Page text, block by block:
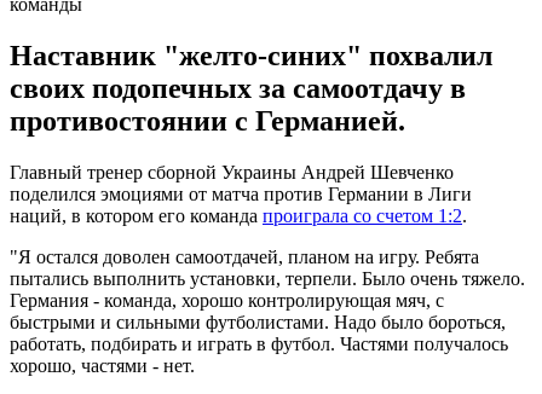
Наставник "желто-синих" похвалил
своих подопечных за самоотдачу в
противостоянии с Германией.
Главный тренер сборной Украины Андрей Шевченко
поделился эмоциями от матча против Германии в Лиги
наций, в котором его команда проиграла со счетом 1:2.
"Я остался доволен самоотдачей, планом на игру. Ребята
пытались выполнить установки, терпели. Было очень тяжело.
Германия - команда, хорошо контролирующая мяч, с
быстрыми и сильными футболистами. Надо было бороться,
работать, подбирать и играть в футбол. Частями получалось
хорошо, частями - нет.